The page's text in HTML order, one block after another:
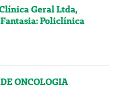
Geral Ltda,
Policlínica
ONCOLOGIA